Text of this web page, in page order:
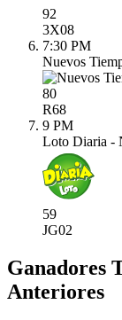
92
3X08
7:30 PM
Nuevos
80
R68
9 PM
Loto Diaria -
59
JG02
Ganadores
Anteriores